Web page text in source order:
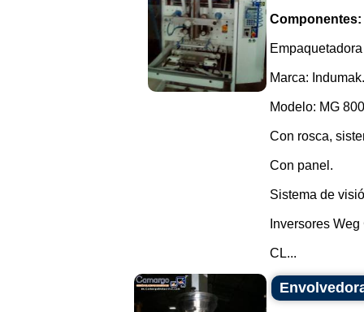
Componentes:
Marca: Indumak.
Modelo: MG
Con rosca,
Con panel.
Sistema de
Inversores
CL...